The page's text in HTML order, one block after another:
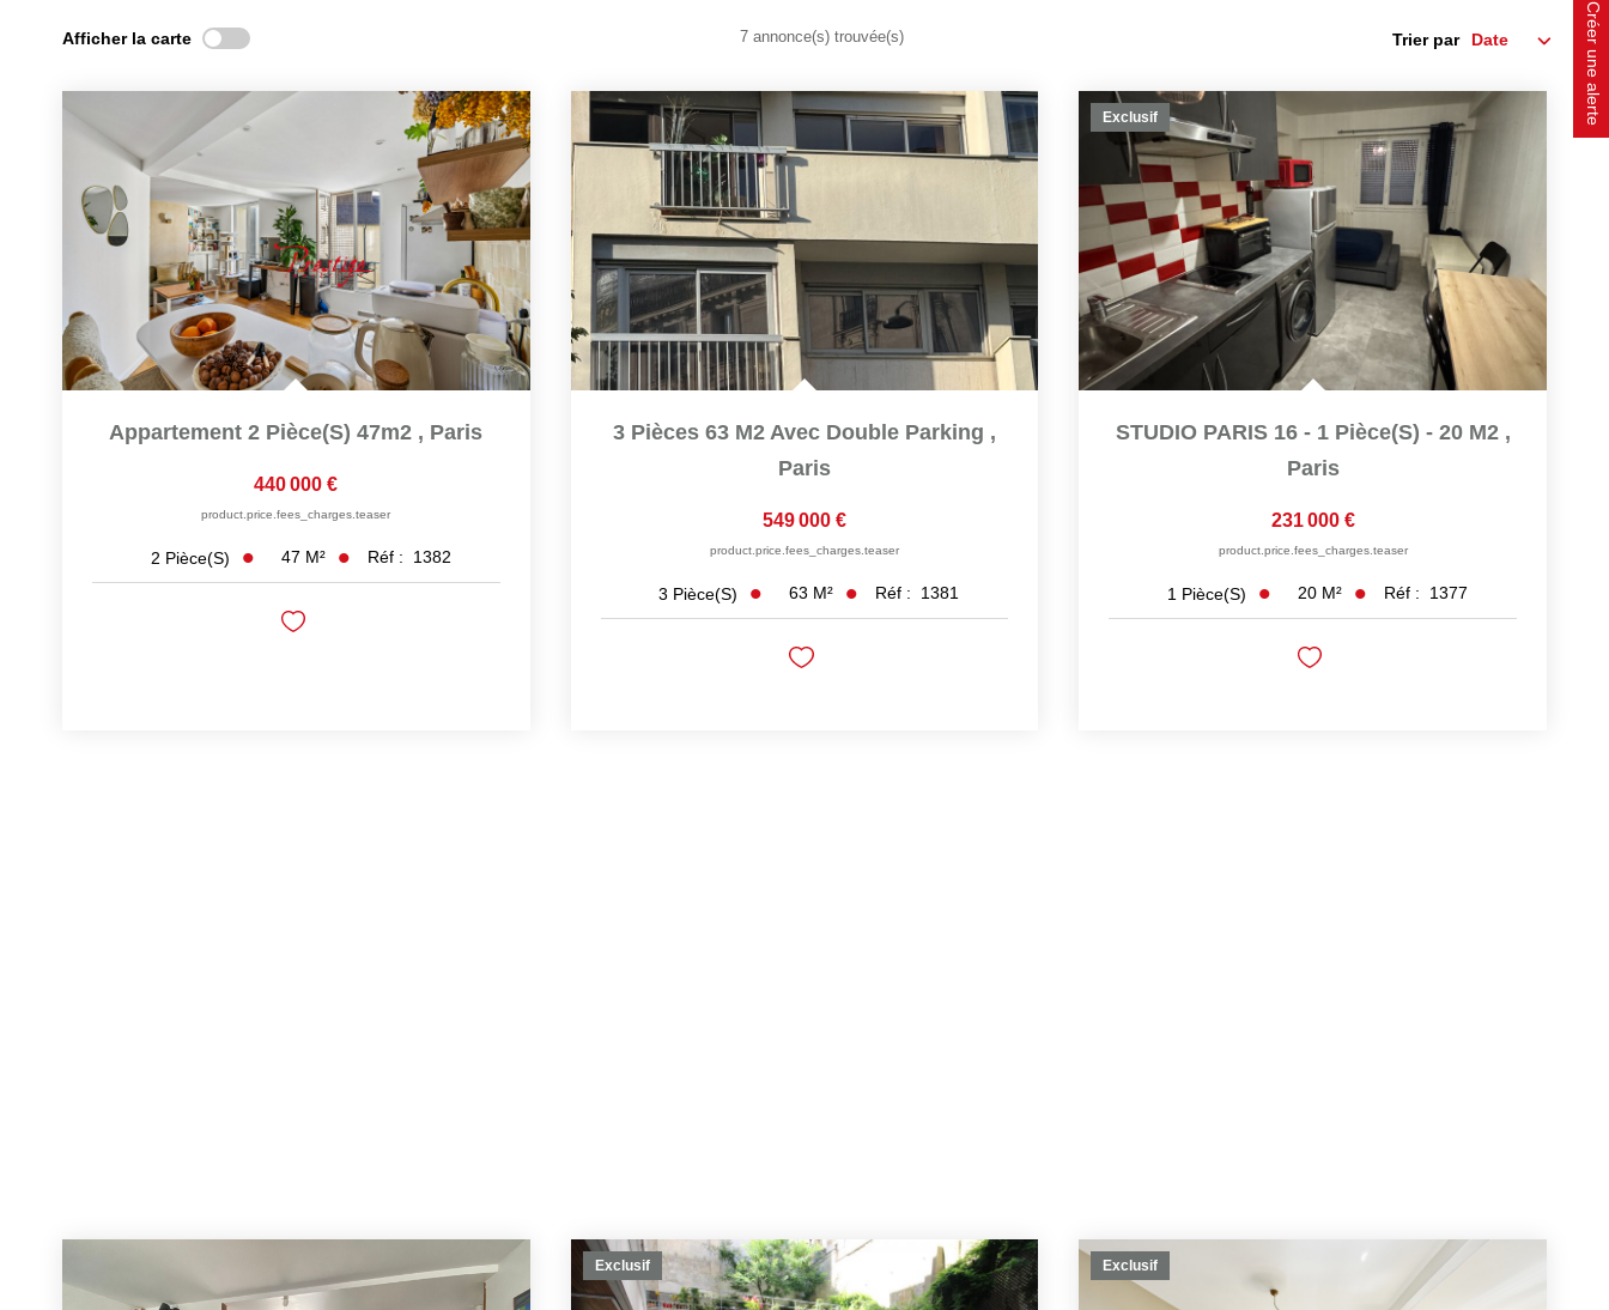
Créer une alerte
Afficher la carte 7 annonce(s) trouvée(s) Trier par
Appartement 2 Pièce(s) 47m2 , Paris
440 000 €
product.price.fees_charges.teaser
2 Pièce(s) 47 M² Réf : 1382
3 Pièces 63 M2 Avec Double Parking ,
Paris
549 000 €
product.price.fees_charges.teaser
3 Pièce(s) 63 M² Réf : 1381
Exclusif
STUDIO PARIS 16 - 1 Pièce(s) - 20 M2 ,
Paris
231 000 €
product.price.fees_charges.teaser
1 Pièce(s) 20 M² Réf : 1377
Exclusif Exclusif